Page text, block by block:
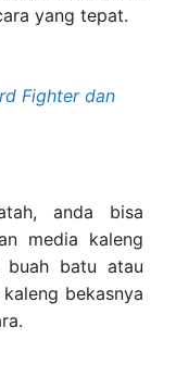
yang tepat.
Fighter dan
anda bisa
media kaleng
batu atau
bekasnya